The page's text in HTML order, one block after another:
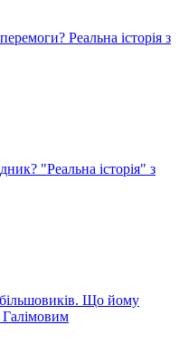
Реальна історія з
"Реальна історія" з
Що йому
Галімовим